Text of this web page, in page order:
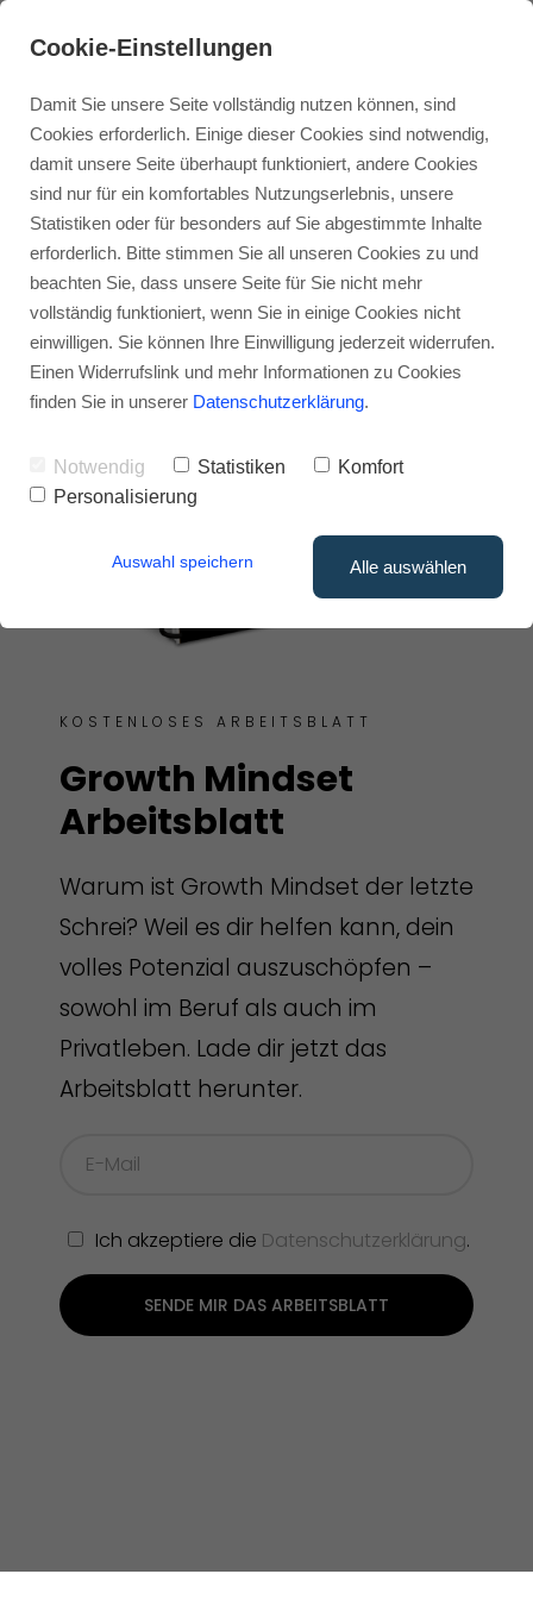
KOSTENLOSES ARBEITSBLATT
Growth Mindset
Arbeitsblatt
Warum ist Growth Mindset der letzte
Schrei? Weil es dir helfen kann, dein
volles Potenzial auszuschöpfen –
sowohl im Beruf als auch im
Privatleben. Lade dir jetzt das
Arbeitsblatt herunter.
Ich akzeptiere die Datenschutzerklärung.
SENDE MIR DAS ARBEITSBLATT
Cookie-Einstellungen
Damit Sie unsere Seite vollständig nutzen können, sind
Cookies erforderlich. Einige dieser Cookies sind notwendig,
damit unsere Seite überhaupt funktioniert, andere Cookies
sind nur für ein komfortables Nutzungserlebnis, unsere
Statistiken oder für besonders auf Sie abgestimmte Inhalte
erforderlich. Bitte stimmen Sie all unseren Cookies zu und
beachten Sie, dass unsere Seite für Sie nicht mehr
vollständig funktioniert, wenn Sie in einige Cookies nicht
einwilligen. Sie können Ihre Einwilligung jederzeit widerrufen.
Einen Widerrufslink und mehr Informationen zu Cookies
finden Sie in unserer Datenschutzerklärung.
Notwendig Statistiken
Komfort
Personalisierung
Auswahl speichern Alle auswählen